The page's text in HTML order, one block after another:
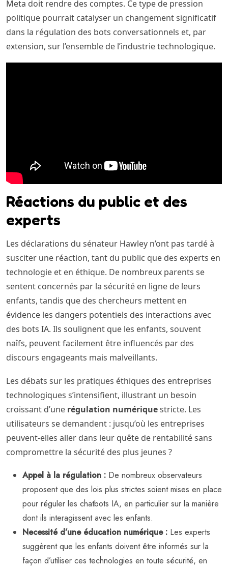
Meta doit rendre des comptes. Ce type de pression
politique pourrait catalyser un changement significatif
dans la régulation des bots conversationnels et, par
extension, sur l’ensemble de l’industrie technologique.
Réactions du public et des
experts
Les déclarations du sénateur Hawley n’ont pas tardé à
susciter une réaction, tant du public que des experts en
technologie et en éthique. De nombreux parents se
sentent concernés par la sécurité en ligne de leurs
enfants, tandis que des chercheurs mettent en
évidence les dangers potentiels des interactions avec
des bots IA. Ils soulignent que les enfants, souvent
naîfs, peuvent facilement être influencés par des
discours engageants mais malveillants.
Les débats sur les pratiques éthiques des entreprises
technologiques s’intensifient, illustrant un besoin
croissant d’une régulation numériquestricte. Les
utilisateurs se demandent : jusqu’où les entreprises
peuvent-elles aller dans leur quête de rentabilité sans
compromettre la sécurité des plus jeunes ?
Appel à la régulation : De nombreux observateurs
proposent que des lois plus strictes soient mises en place
pour réguler les chatbots IA, en particulier sur la manière
dont ils interagissent avec les enfants.
Necessité d’une éducation numérique : Les experts
suggèrent que les enfants doivent être informés sur la
façon d’utiliser ces technologies en toute sécurité, en